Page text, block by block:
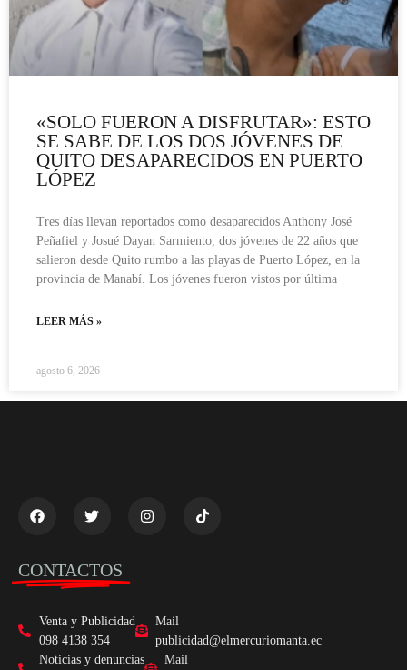
«SOLO FUERON A DISFRUTAR»: ESTO
SE SABE DE LOS DOS JÓVENES DE
QUITO DESAPARECIDOS EN PUERTO
LÓPEZ
Tres días llevan reportados como desaparecidos Anthony José
Peñafiel y Josué Dayan Sarmiento, dos jóvenes de 22 años que
salieron desde Quito rumbo a las playas de Puerto López, en la
provincia de Manabí. Los jóvenes fueron vistos por última
LEER MÁS »
agosto 6, 2026
CONTACTOS
Venta y Publicidad
098 4138 354
Mail
publicidad@elmercuriomanta.ec
Noticias y denuncias
Mail